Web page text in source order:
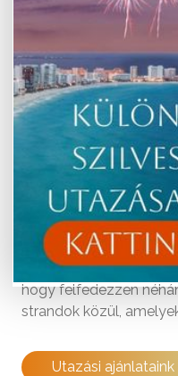
Sziklás partjaival,
tájaival Új-Skócia
egyedi élményt
Új-Skócia, amelyet
játszótereként"
tengerpartokkal
érintetlen strandokkal.
vizével és változatos
minden látogató
Ebben a cikkben egy
hogy felfedezzen
strandok közül,
Utazási ajánlataink